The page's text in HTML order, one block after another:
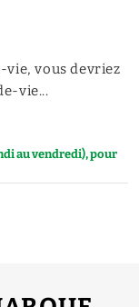
vie, vous devriez
vie...
au vendredi), pour